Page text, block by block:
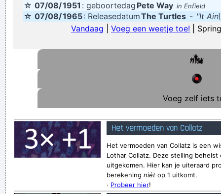
☆ 07/08/1951 : geboortedag Pete Way in Enfield
☆ 07/08/1965: ReleasedatumThe Turtles - "It
Vandaag
Voeg een weetje toe! |
Voeg zelf iets
Het vermoeden van Collatz
Het vermoeden van Collatz is een
Lothar Collatz. Deze stelling
uitgekomen. Hier kan je uiteraard
berekening niét op 1 uitkomt.
· Probeer hier!